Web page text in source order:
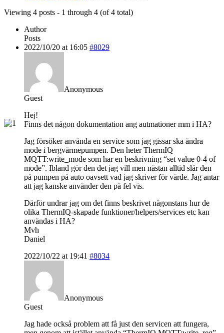
Viewing 4 posts - 1 through 4 (of 4 total)
Author
Posts
2022/10/20 at 16:05 #8029
Anonymous
Guest
Hej!
Finns det någon dokumentation ang autmationer mm i HA?
Jag försöker använda en service som jag gissar ska ändra
mode i bergvärmepumpen. Den heter ThermIQ
MQTT:write_mode som har en beskrivning “set value 0-4 of
mode”. Ibland gör den det jag vill men nästan alltid slår den
på pumpen på auto oavsett vad jag skriver för värde. Jag antar
att jag kanske använder den på fel vis.
Därför undrar jag om det finns beskrivet någonstans hur de
olika ThermIQ-skapade funktioner/helpers/services etc kan
användas i HA?
Mvh
Daniel
2022/10/22 at 19:41 #8034
Anonymous
Guest
Jag hade också problem att få just den servicen att fungera,